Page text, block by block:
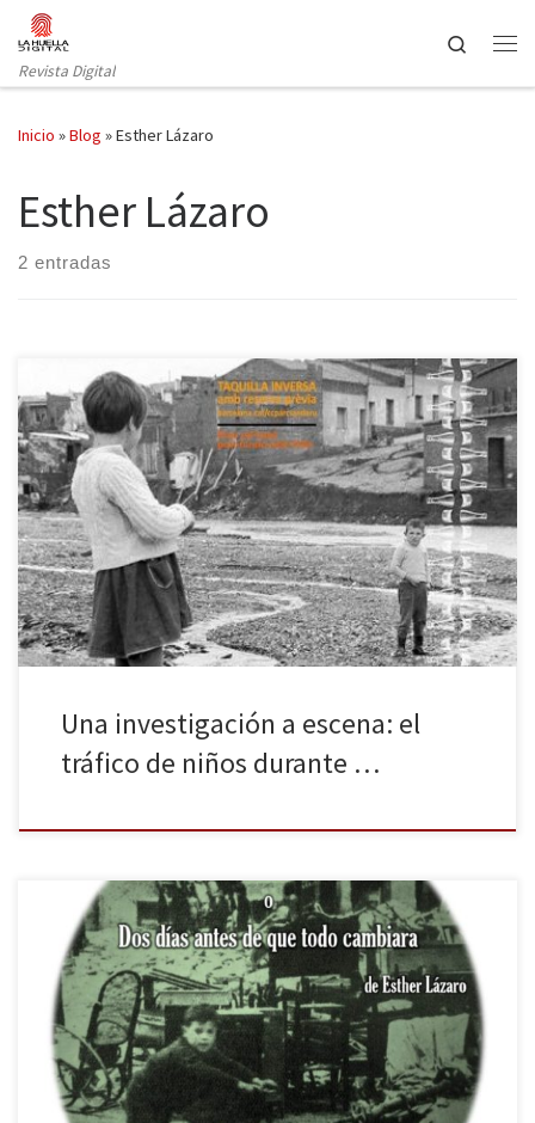
Saltar al contenido
Revista Digital
Search
Inicio »Blog »Esther Lázaro
Esther Lázaro
2 entradas
El próximo viernes 19 de marzo se estrena Les traces del silenci,
de Esther Lázaro, en la Sala Sandaru. La obra toma como punto
de partida una investigación real llevada a cabo por la dramaturga
e investigadora en diferentes archivos del territorio para rastrear
unas singulares peticiones de adopción en […]
Una investigación a escena: el
tráfico de niños durante …
El próximo jueves 28 a las 19h Therkas Teatre presenta en
el Auditori Calàbria 66, en Barcelona, La espera o Dos días antes
de que todo cambiara, de Esther Lázaro, que irá seguida de un
coloquio con la intérprete y autora (también colaboradora
habitual de esta revista), moderado por la historiadora Mar
Trallero. La […]